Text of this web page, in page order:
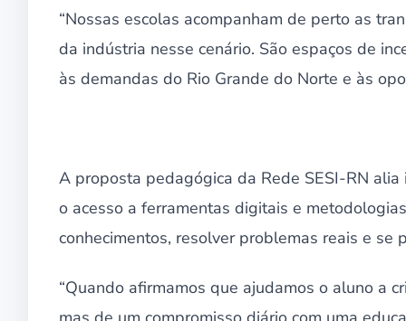
“Nossas escolas acompanham de perto as
da indústria nesse cenário. São espaços de
às demandas do Rio Grande do Norte e às
A proposta pedagógica da Rede SESI-RN
o acesso a ferramentas digitais e
conhecimentos, resolver problemas reais e se
“Quando afirmamos que ajudamos o aluno a